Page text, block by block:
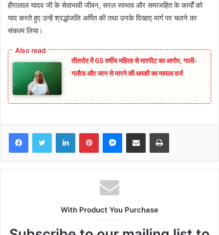
हीरालाल यादव जी के सेवाभावी जीवन, सरल स्वभाव और समाजहित के कार्यों को
याद करते हुए उन्हें श्रद्धांजलि अर्पित की तथा उनके दिखाए मार्ग पर चलने का
संकल्प लिया।
तीतरोद में 65 वर्षीय महिला से मारपीट का आरोप, गाली-
गलौज और जान से मारने की धमकी का मामला दर्ज
FacebookTwitter LinkedInPinterestMessenger
Share via Email Print
With Product You Purchase